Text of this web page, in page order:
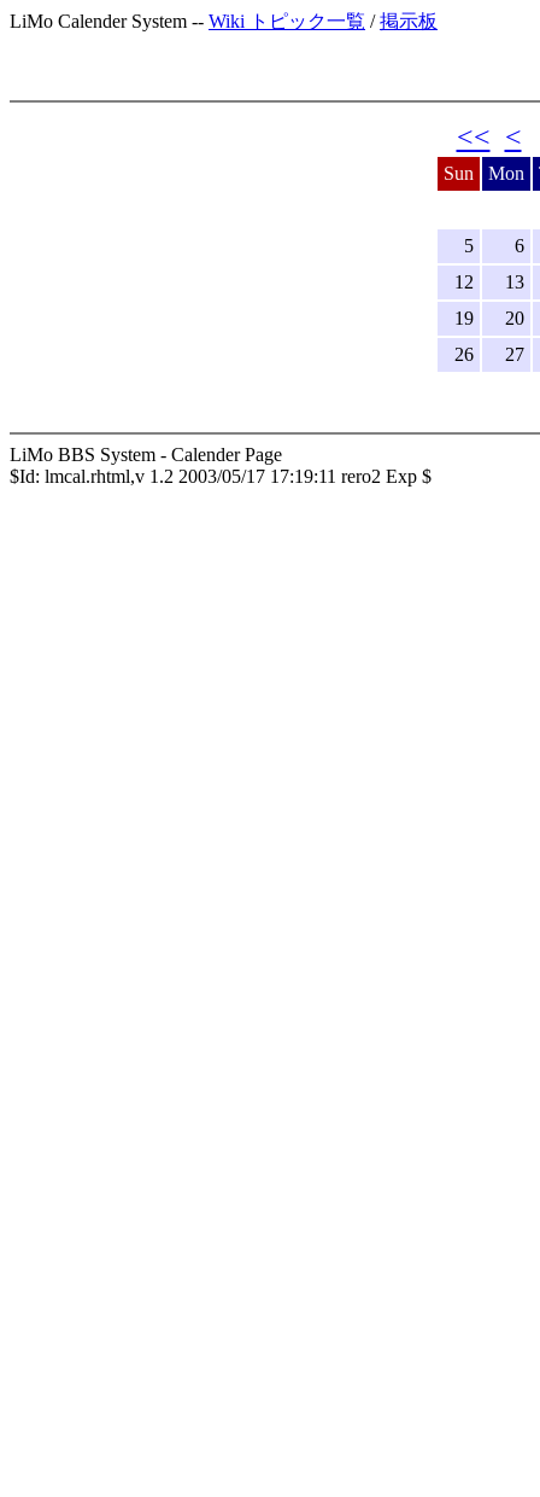
LiMo Calender System -- Wiki トピック一覧 /掲示板
<< <
Sun Mon
5
6
12
13
19
20
26
27
LiMo BBS System - Calender Page
$Id: lmcal.rhtml,v 1.2 2003/05/17 17:19:11 rero2 Exp $